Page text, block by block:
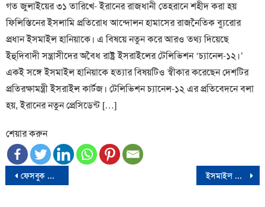
গত জুলাইয়ের ৩১ তারিখে- ইরানের রাজধানী তেহরানে শহীদ করা হয়
ফিলিস্তিনের ইসলামি প্রতিরোধ আন্দোলন হামাসের রাজনৈতিক ব্যুরোর
প্রধান ইসমাইল হানিয়াকে। এ বিষয়ে নতুন করে আরও তথ্য দিয়েছে
ইহুদিবাদী সন্ত্রাসীদের অবৈধ রাষ্ট্র ইসরাইলের টেলিভিশন ‘চ্যানেল-১২।’
একই সঙ্গে ইসমাইল হানিয়াকে হত্যার বিষয়টিও স্বীকার করেছেন দেশটির
প্রতিরক্ষামন্ত্রী ইসরাইল কার্টজ। টেলিভিশন চ্যানেল-১২ এর প্রতিবেদনে বলা
হয়, ইরানের নতুন প্রেসিডেন্ট […]
শেয়ার করুন
Post
ফেসবুক প্রোফাইলের লাল রঙ যেন ফুটবল মাঠের ‘রেড কার্ড’ ইসমাইল হানিয়া হত্যাকাণ্ডের ফলে দীর্ঘায়িত হবে গাজা যুদ্ধ